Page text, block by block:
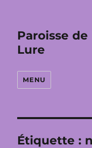
Paroisse
Lure
MENU
Étiquette :